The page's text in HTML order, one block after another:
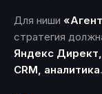
Для ниши
стратегия
Яндекс
CRM, аналитика.